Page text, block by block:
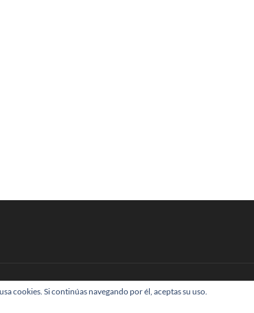
| Diseñado por:Theme Freesia|WordPress| © Todos los derechos
cookies. Si continúas navegando por él, aceptas su uso.